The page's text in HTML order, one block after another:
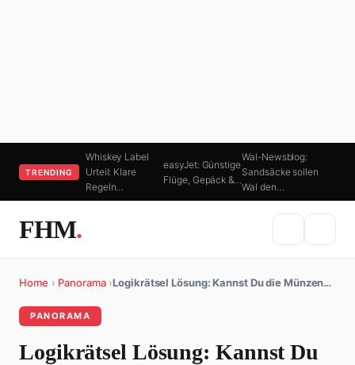
TRENDING
Whiskey Label
Urteil: Klare
Regeln…
easyJet: Günstige
Flüge, Gepäck &…
Wal-Newsblog:
Sandsäcke sollen
Wal den…
FHM.
Home › Panorama ›Logikrätsel Lösung: Kannst Du die Münzen…
PANORAMA
Logikrätsel Lösung: Kannst Du